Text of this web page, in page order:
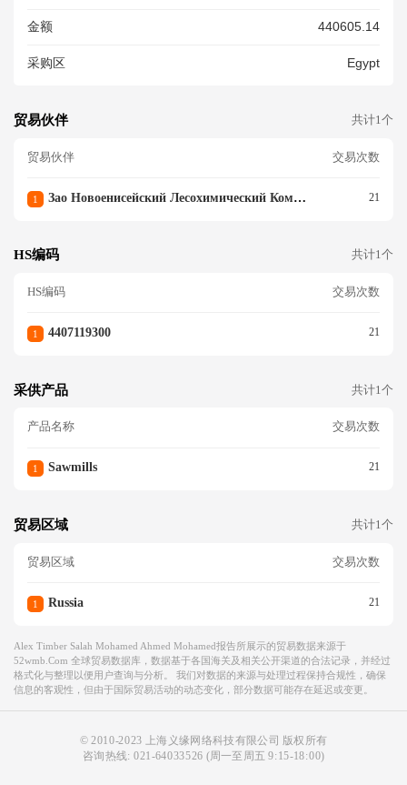
П,ДЛЯ СТРОИТЕЛЬНЫХ ЦЕЛ
РТ SF,IV,V ГОСТ 26002-83;С
НА:2700,3000,3300,3600,400
5700,6000ММ ШИРИНА:225,
ЛЩИНА:50,47,25,19ММ ПО Г
МЕРОВ:ПО ДЛ.+15ММ,ПО Ш
Р.+3ММ;ПО ТЛ.+2ММ ПО ГО
СТ 26002-83, ПРИПУСКИ НА
ВЕЛИЧИНУ УСУШКИ ОТСУТ
ЬНЫЙ 2927,451М3,ОБЪЕМ
7136 ФАКТУРНАЯ СТ-ТЬ:47
163$/М3, 322,937М3-158$/М
8М3-165 $/М3, 37,758М3-134
44$/М3, 50,667М3-143$/М3,
М3-114$/М3, 359,829М3-108
3-123$/М3, 136,983М3-125$/
М, ТЛ. 50 ММ :ДЛ.6000 ММ,
Ш. 100 ММ, ТЛ. 50 ММ :ДЛ.5
700 ММ, Ш. 100 ММ, ТЛ. 50
Ш. 100 ММ, ТЛ. 50 ММ :ДЛ.4
800 ММ, Ш. 100 ММ, ТЛ. 50
金额 440605.14
采购区 Egypt
贸易伙伴 共计1个
贸易伙伴 交易次数
1 Зао Новоенисейский Лесохимический Комплекс 21
HS编码 共计1个
HS编码 交易次数
1 4407119300 21
采供产品 共计1个
产品名称 交易次数
1 Sawmills 21
贸易区域 共计1个
贸易区域 交易次数
1 Russia 21
Alex Timber Salah Mohamed Ahmed Mohamed报告所展示的贸易数据来源于
52wmb.com 全球贸易数据库，数据基于各国海关及相关公开渠道的合法记录，并经过
格式化与整理以便用户查询与分析。 我们对数据的来源与处理过程保持合规性，确保
信息的客观性，但由于国际贸易活动的动态变化，部分数据可能存在延迟或变更。
© 2010-2023 上海义缘网络科技有限公司 版权所有
咨询热线:021-64033526 (周一至周五 9:15-18:00)